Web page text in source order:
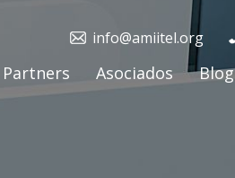
info@amiitel.org
Partners Asociados Blog